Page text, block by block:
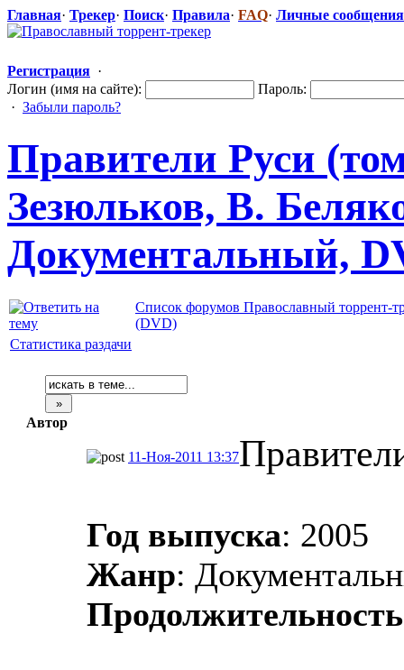
Главная· Трекер· Поиск· Правила· FAQ· Личные сообщения
Регистрация ·
Логин (имя на сайте):
Пароль:
· Забыли пароль?
Правители Руси
Зезюльков, В.
Документальн​ый,
Список форумов Православный торрент-
(DVD)
Статистика раздачи
Автор
11-Ноя-2011 13:37
Год выпуска: 2005
Жанр:
Продолжительность